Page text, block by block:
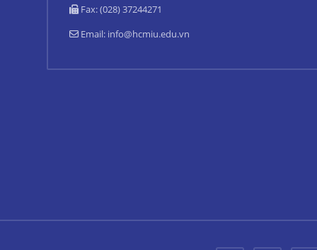
Fax: (028) 37244271
Email: info@hcmiu.edu.vn